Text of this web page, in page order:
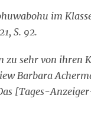
im
S. 92.
zu sehr von ihren
Barbara
[Tages-